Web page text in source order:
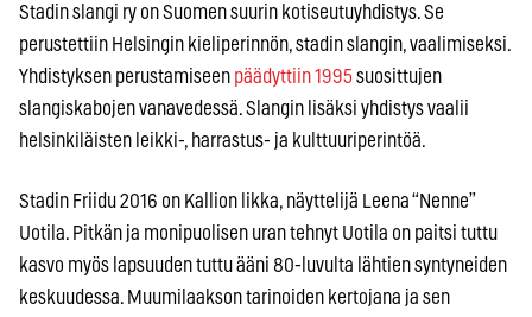
Stadin slangi ry on Suomen suurin kotiseutuyhdistys. Se
perustettiin Helsingin kieliperinnön, stadin slangin, vaalimiseksi.
Yhdistyksen perustamiseen päädyttiin 1995suosittujen
slangiskabojen vanavedessä. Slangin lisäksi yhdistys vaalii
helsinkiläisten leikki-, harrastus- ja kulttuuriperintöä.
Stadin Friidu 2016 on Kallion likka, näyttelijä Leena “Nenne”
Uotila. Pitkän ja monipuolisen uran tehnyt Uotila on paitsi tuttu
kasvo myös lapsuuden tuttu ääni 80-luvulta lähtien syntyneiden
keskuudessa. Muumilaakson tarinoiden kertojana ja sen